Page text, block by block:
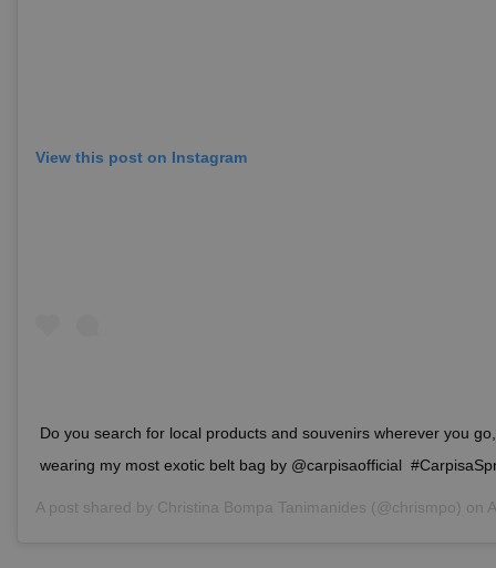
View this post on Instagram
Do you search for local products and souvenirs wherever you
wearing my most exotic belt bag by @carpisaofficial
A post shared by Christina Bompa Tanimanides (@chrismpo) on